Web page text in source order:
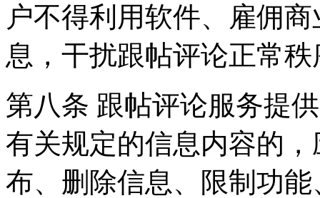
户不得利用软件、雇佣
息，干扰跟帖评论正常
第八条 跟帖评论服务提
有关规定的信息内容的
布、删除信息、限制功